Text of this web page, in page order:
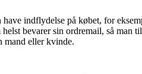
indflydelse på købet, for
bevarer sin ordremail, så man
mand eller kvinde.